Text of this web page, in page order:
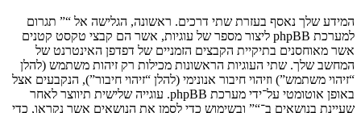
המידע שלך נאסף בעזרת שתי דרכים. ראשונה, הגלישה אל “” תגרום
למערכת phpBB ליצור מספר של עוגיות, אשר הם קבצי טקסט קטנים
אשר מאוחסנים בתיקיית הקבצים הזמניים של דפדפן האינטרנט של
המחשב שלך. שתי העוגיות הראשונות מכילות רק זיהות משתמש (להלן
“זיהוי משתמש”) וזיהוי חיבור אנונימי (להלן “זיהוי חיבור”), הנקבעים אצל
באופן אוטומטי על־ידי מערכת phpBB. עוגייה שלישית תיווצר לאחר
שעיינת בנושאים ב־“” ובשימוש כדי לסמן את הנושאים אשר נקראו, כדי